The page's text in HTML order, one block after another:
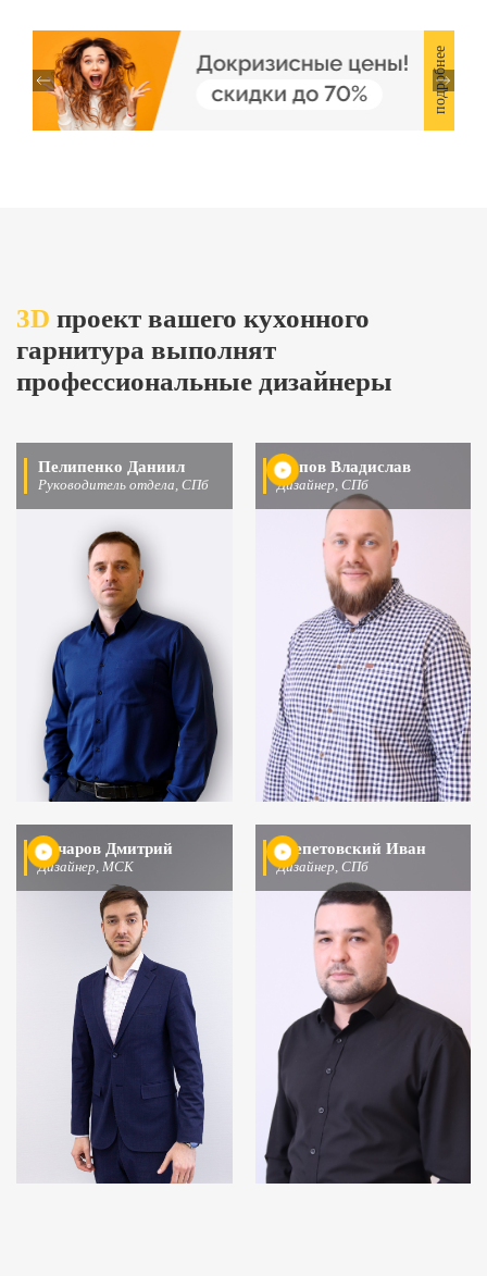
подробнее
3D проект вашего кухонного
гарнитура выполнят
профессиональные дизайнеры
Пелипенко Даниил
Руководитель отдела, СПб
Попов Владислав
Дизайнер, СПб
Бочаров Дмитрий
Дизайнер, МСК
Шепетовский Иван
Дизайнер, СПб